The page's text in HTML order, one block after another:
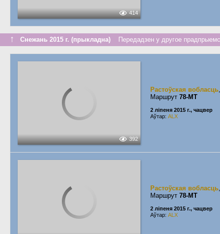
414
↑ Снежань 2015 г. (прыкладна) Передадзен у другое
392
Растоўская вобласць
Маршрут 78-МТ
2 ліпеня 2015 г., чацвер
Аўтар: ALX
Растоўская вобласць
Маршрут 78-МТ
2 ліпеня 2015 г., чацвер
Аўтар: ALX